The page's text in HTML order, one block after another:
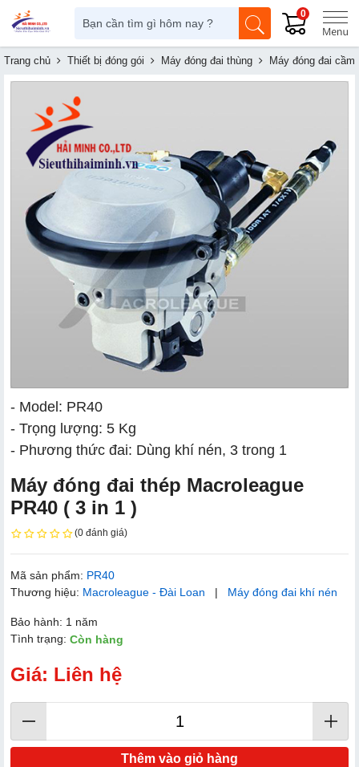
0
Trang chủ Thiết bị đóng gói Máy đóng đai thùng Máy đóng đai cầm
- Model: PR40
- Trọng lượng: 5 Kg
- Phương thức đai: Dùng khí nén, 3 trong 1
Máy đóng đai thép Macroleague
PR40 ( 3 in 1 )
(0 đánh giá)
Mã sản phẩm: PR40
Thương hiệu: Macroleague - Đài Loan | Máy đóng đai khí nén
Bảo hành: 1 năm
Tình trạng: Còn hàng
Giá: Liên hệ
Thêm vào giỏ hàng